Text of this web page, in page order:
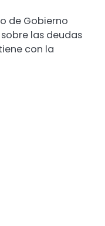
de Gobierno
las deudas
con la